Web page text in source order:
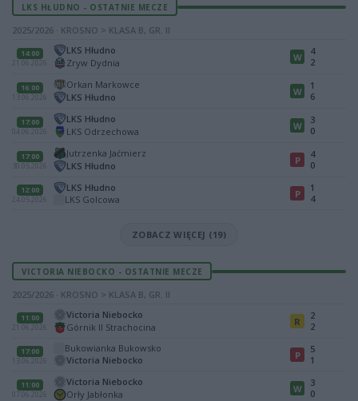
LKS HŁUDNO - OSTATNIE MECZE
2025/2026 · KROSNO > KLASA B, GR. II
14:00
21.06.2026
LKS Hłudno
Zryw Dydnia
W
4
2
16:00
13.06.2026
Orkan Markowce
LKS Hłudno
W
1
6
17:00
04.06.2026
LKS Hłudno
LKS Odrzechowa
W
3
0
17:00
30.05.2026
Jutrzenka Jaćmierz
LKS Hłudno
P
4
0
12:00
24.05.2026
LKS Hłudno
LKS Golcowa
P
1
4
ZOBACZ WIĘCEJ (19)
VICTORIA NIEBOCKO - OSTATNIE MECZE
2025/2026 · KROSNO > KLASA B, GR. II
11:00
21.06.2026
Victoria Niebocko
Górnik II Strachocina
R
2
2
17:00
13.06.2026
Bukowianka Bukowsko
Victoria Niebocko
P
5
1
11:00
07.06.2026
Victoria Niebocko
Orły Jabłonka
W
3
0